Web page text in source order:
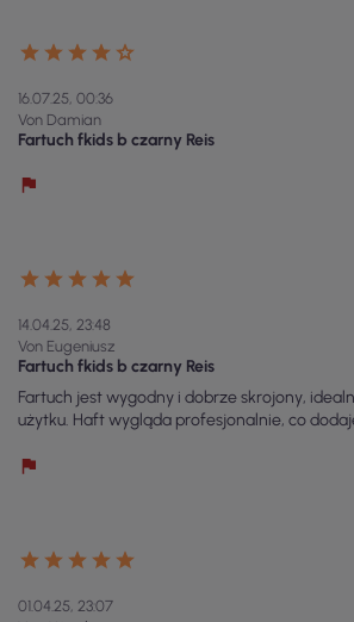
16.07.25, 00:36
Von Damian
Fartuch fkids b czarny Reis
14.04.25, 23:48
Von Eugeniusz
Fartuch fkids b czarny Reis
Fartuch jest wygodny i dobrze skrojony,
użytku. Haft wygląda profesjonalnie, co
01.04.25, 23:07